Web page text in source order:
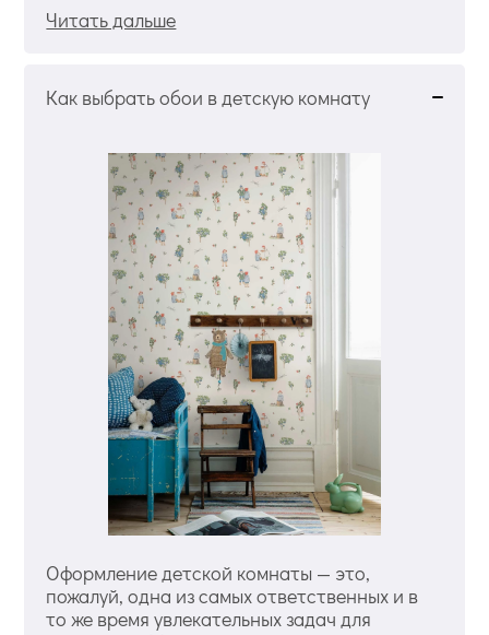
Читать дальше
Как выбрать обои в детскую комнату
Оформление детской комнаты — это,
пожалуй, одна из самых ответственных и в
то же время увлекательных задач для